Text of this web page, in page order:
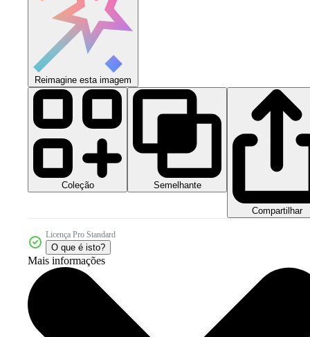
Reimagine esta imagem
Coleção Semelhante
Compartilhar
Licença Pro Standard
O que é isto?
Mais informações